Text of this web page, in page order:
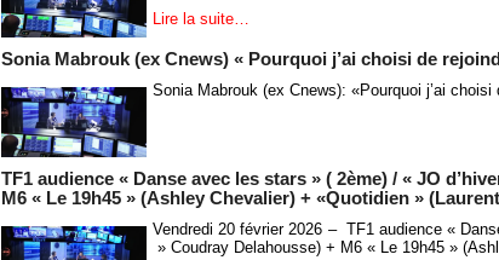
Lire la suite…
Sonia Mabrouk (ex Cnews) « Pourquoi j’ai choisi de
Sonia Mabrouk (ex Cnews): «Pourquoi j’ai choisi
TF1 audience « Danse avec les stars » ( 2ème) / « JO
M6 « Le 19h45 » (Ashley Chevalier) + «Quotidien »
Vendredi 20 février 2026 – TF1 audience «
» Coudray Delahousse) + M6 « Le 19h45 »